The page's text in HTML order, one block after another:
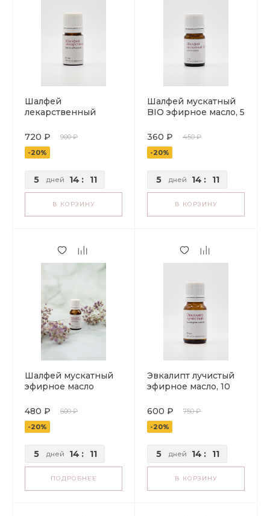
Шалфей
лекарственный
720 ₽
900 ₽
-20%
5 дней 14 : 11
В КОРЗИНУ
Шалфей мускатный
BIO эфирное масло, 5
360 ₽
450 ₽
-20%
5 дней 14 : 11
В КОРЗИНУ
Шалфей мускатный
эфирное масло
480 ₽
600 ₽
-20%
5 дней 14 : 11
ПОДРОБНЕЕ
Эвкалипт лучистый
эфирное масло, 10
600 ₽
750 ₽
-20%
5 дней 14 : 11
В КОРЗИНУ